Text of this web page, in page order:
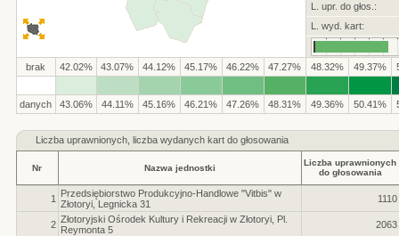
L. upr. do głos.:
L. wyd. kart:
brak 42.02% 43.07% 44.12% 45.17% 46.22% 47.27% 48.32% 49.37%
danych 43.06% 44.11% 45.16% 46.21% 47.26% 48.31% 49.36% 50.41%
Liczbauprawnionych, liczba wydanych kart do głosowania
Nr Nazwa jednostki
Liczba uprawnionych
do głosowania
1
Przedsiębiorstwo Produkcyjno-Handlowe "Vitbis" w
Złotoryi, Legnicka 31
1110
2 Złotoryjski Ośrodek Kultury i Rekreacji w Złotoryi, Pl.
Reymonta 5
2063